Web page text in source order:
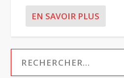
EN SAVOIR PLUS